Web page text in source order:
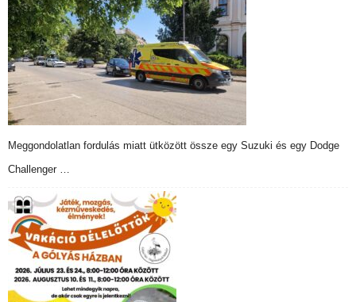
Meggondolatlan fordulás miatt ütközött össze egy Suzuki és egy Dodge
Challenger …